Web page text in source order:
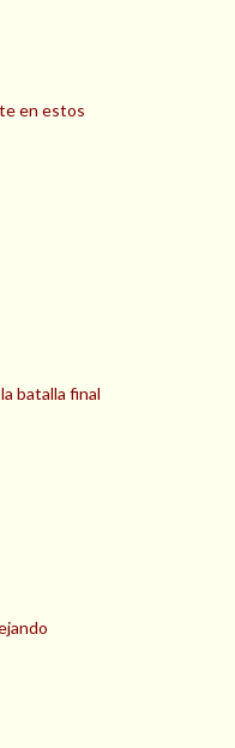
en estos
batalla final